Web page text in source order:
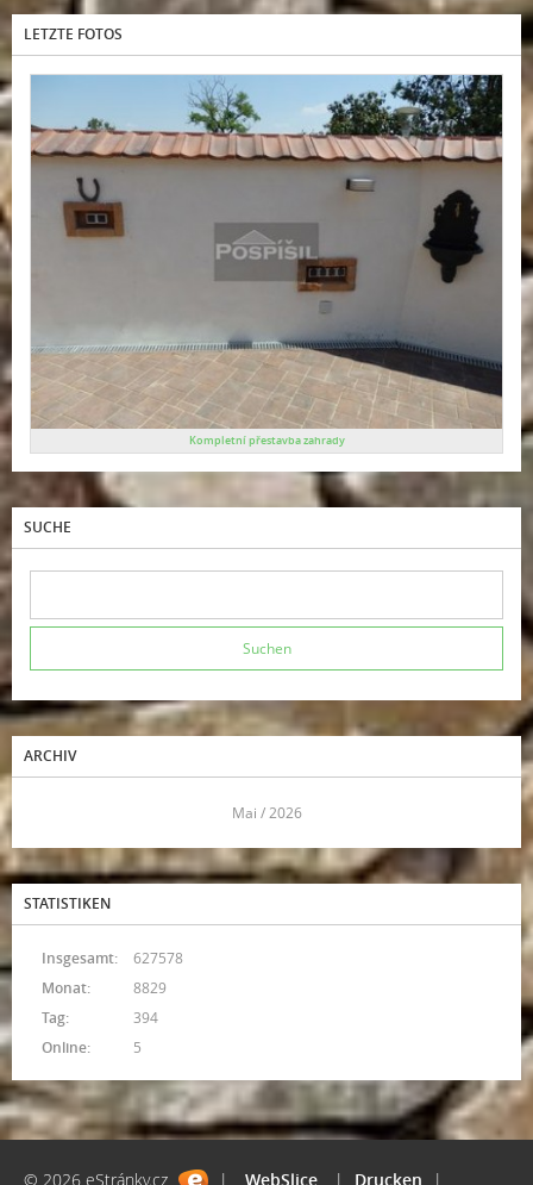
LETZTE FOTOS
Kompletní přestavba zahrady
SUCHE
ARCHIV
Mai / 2026
STATISTIKEN
Online: 5
Insgesamt:
627578
Monat:
8829
Tag:
394
© 2026 eStránky.cz | WebSlice | Drucken |